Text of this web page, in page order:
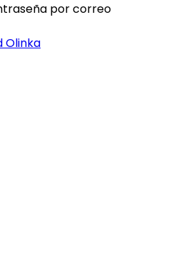
por correo